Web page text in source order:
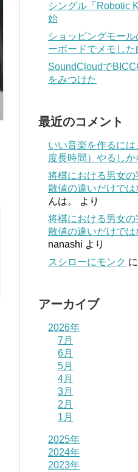
シングル「Robotic
始
ショッピングモー
ーボードでメモした
SoundCloudで
をみつけた
最近のコメント
いい音楽を作るに
度長時間）やるしか
将棋における男女
散値の違いだけでは
んは。
より
将棋における男女
散値の違いだけでは
nanashi より
スシローにモンク に
アーカイブ
2026年
7月
6月
5月
4月
3月
2月
1月
2025年
2024年
2023年